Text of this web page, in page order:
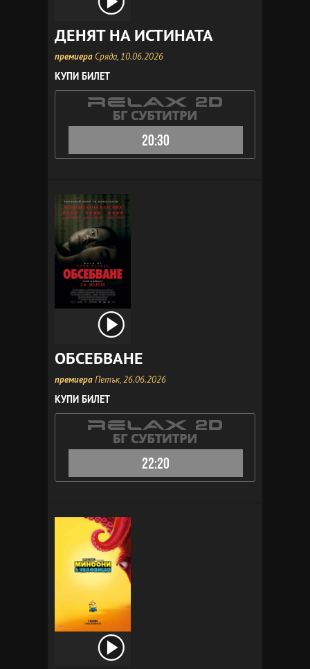
ДЕНЯТ НА ИСТИНАТА
премиера Сряда, 10.06.2026
КУПИ БИЛЕТ
20:30
ОБСЕБВАНЕ
премиераПетък, 26.06.2026
КУПИ БИЛЕТ
22:20